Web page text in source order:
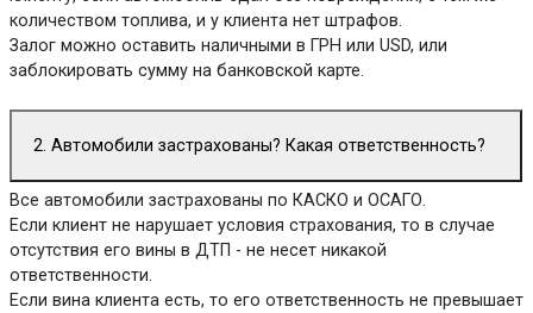
количеством топлива, и у клиента нет штрафов.
Залог можно оставить наличными в ГРН или USD, или
заблокировать сумму на банковской карте.
2. Автомобили застрахованы? Какая ответственность?
Все автомобили застрахованы по КАСКО и ОСАГО.
Если клиент не нарушает условия страхования, то в случае
отсутствия его вины в ДТП - не несет никакой
ответственности.
Если вина клиента есть, то его ответственность не превышает